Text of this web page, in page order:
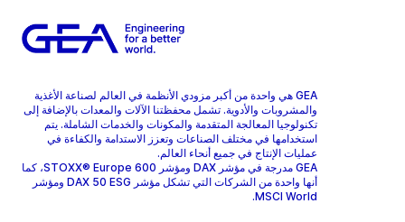
GEA هي واحدة من أكبر مزودي الأنظمة في العالم لصناعة الأغذية
والمشروبات والأدوية. تشمل محفظتنا الآلات والمعدات بالإضافة إلى
تكنولوجيا المعالجة المتقدمة والمكونات والخدمات الشاملة. يتم
استخدامها في مختلف الصناعات وتعزز الاستدامة والكفاءة في
عمليات الإنتاج في جميع أنحاء العالم.
GEA مدرجة في مؤشر DAX ومؤشر STOXX® Europe 600، كما
أنها واحدة من الشركات التي تشكل مؤشر DAX 50 ESG ومؤشر
MSCI World.